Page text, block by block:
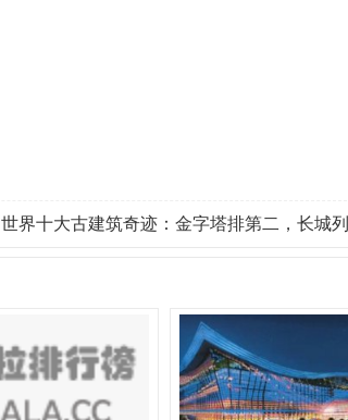
世界十大古建筑奇迹：金字塔排第二，长城列居